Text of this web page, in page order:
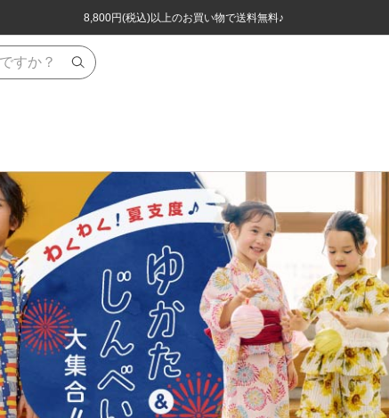
8,800円(税込)以上のお買い物で送料無料♪
ほぼ全品半額！！8/12(水)お昼12:59まで！！
8,800円(税込)以上のお買い物で送料無料♪
ほぼ全品半額！！8/12(水)お昼12:59まで！！